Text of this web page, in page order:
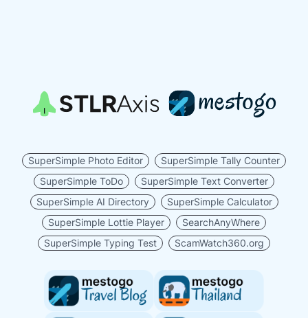
SuperSimple Photo Editor
SuperSimple Tally Counter
SuperSimple ToDo
SuperSimple Text Converter
SuperSimple AI Directory
SuperSimple Calculator
SuperSimple Lottie Player
SearchAnyWhere
SuperSimple Typing Test
ScamWatch360.org